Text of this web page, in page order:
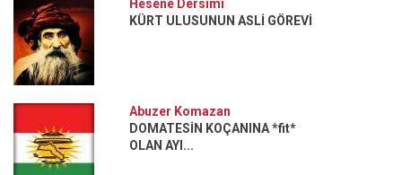
Hesenê Dersimî
KÜRT ULUSUNUN ASLİ GÖREVİ
Abuzer Komazan
DOMATESİN KOÇANINA *fit*
OLAN AYI...